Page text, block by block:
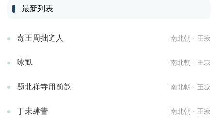
最新列表
寄王周拙道人 南北朝 · 王寂
咏虱 南北朝 · 王寂
题北禅寺用前韵 南北朝 · 王寂
丁未肆眚 南北朝 · 王寂